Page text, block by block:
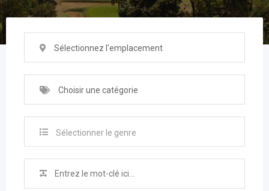
Sélectionnez l'emplacement
Choisir une catégorie
Sélectionner le genre